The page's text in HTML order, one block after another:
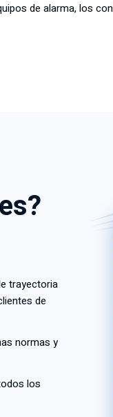
de alarma, los
trayectoria
de
normas y
los